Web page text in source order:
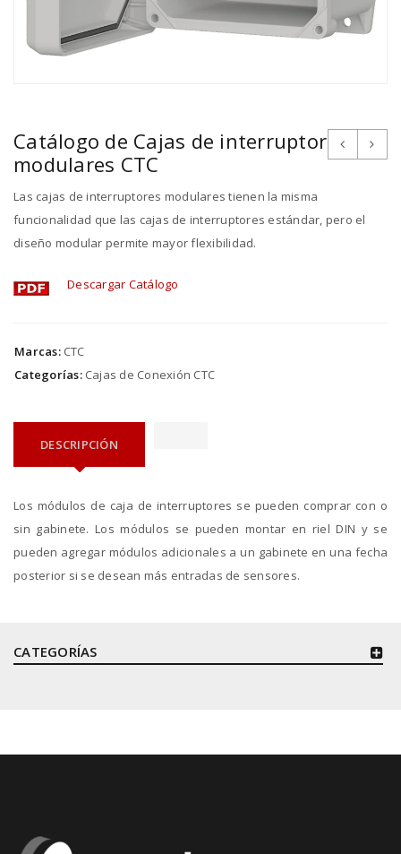
CATEGORÍAS
Catálogo de Cajas de interruptor
modulares CTC
Las cajas de interruptores modulares tienen la misma
funcionalidad que las cajas de interruptores estándar, pero el
diseño modular permite mayor flexibilidad.
Descargar Catálogo
Marcas: CTC
Categorías: Cajas de Conexión CTC
DESCRIPCIÓN
Los módulos de caja de interruptores se pueden comprar con o
sin gabinete. Los módulos se pueden montar en riel DIN y se
pueden agregar módulos adicionales a un gabinete en una fecha
posterior si se desean más entradas de sensores.